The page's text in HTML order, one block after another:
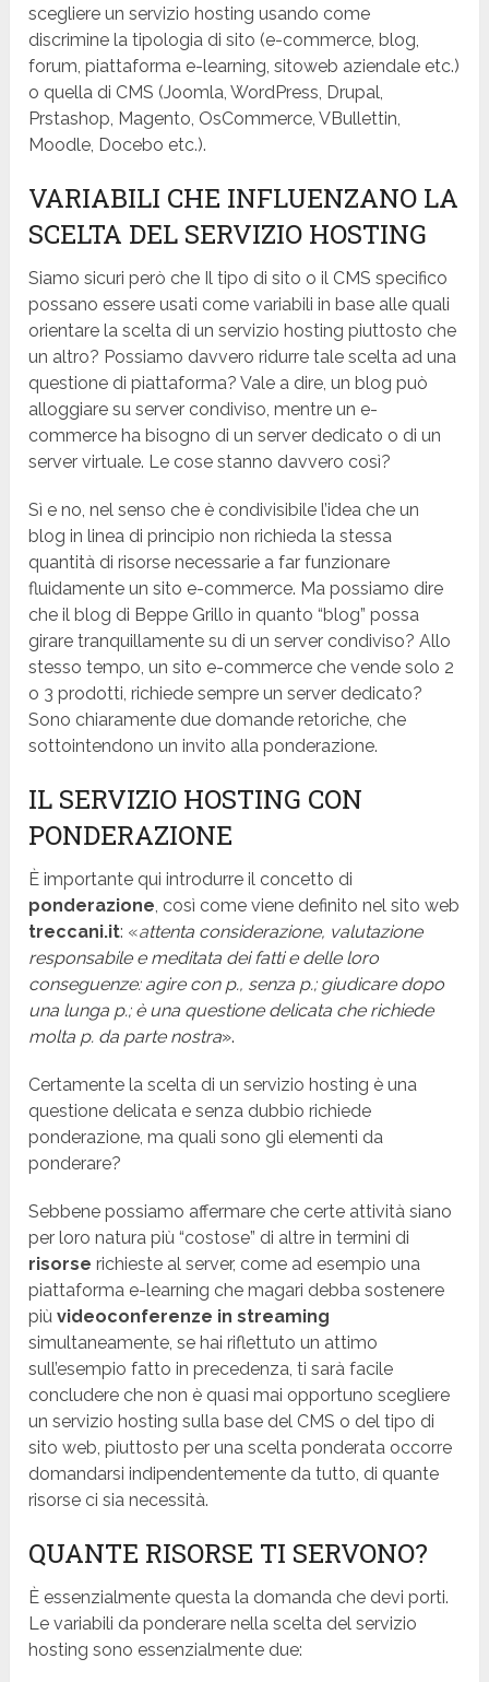
scegliere un servizio hosting usando come
discrimine la tipologia di sito (e-commerce, blog,
forum, piattaforma e-learning, sitoweb aziendale etc.)
o quella di CMS (Joomla, WordPress, Drupal,
Prstashop, Magento, OsCommerce, VBullettin,
Moodle, Docebo etc.).
VARIABILI CHE INFLUENZANO LA
SCELTA DEL SERVIZIO HOSTING
Siamo sicuri però che Il tipo di sito o il CMS specifico
possano essere usati come variabili in base alle quali
orientare la scelta di un servizio hosting piuttosto che
un altro? Possiamo davvero ridurre tale scelta ad una
questione di piattaforma? Vale a dire, un blog può
alloggiare su server condiviso, mentre un e-
commerce ha bisogno di un server dedicato o di un
server virtuale. Le cose stanno davvero così?
Sì e no, nel senso che è condivisibile l’idea che un
blog in linea di principio non richieda la stessa
quantità di risorse necessarie a far funzionare
fluidamente un sito e-commerce. Ma possiamo dire
che il blog di Beppe Grillo in quanto “blog” possa
girare tranquillamente su di un server condiviso? Allo
stesso tempo, un sito e-commerce che vende solo 2
o 3 prodotti, richiede sempre un server dedicato?
Sono chiaramente due domande retoriche, che
sottointendono un invito alla ponderazione.
IL SERVIZIO HOSTING CON
PONDERAZIONE
È importante qui introdurre il concetto di
ponderazione, così come viene definito nel sito web
treccani.it: «attenta considerazione, valutazione
responsabile e meditata dei fatti e delle loro
conseguenze: agire con p., senza p.; giudicare dopo
una lunga p.; è una questione delicata che richiede
molta p. da parte nostra».
Certamente la scelta di un servizio hosting è una
questione delicata e senza dubbio richiede
ponderazione, ma quali sono gli elementi da
ponderare?
Sebbene possiamo affermare che certe attività siano
per loro natura più “costose” di altre in termini di
risorse richieste al server, come ad esempio una
piattaforma e-learning che magari debba sostenere
piùvideoconferenze in streaming
simultaneamente, se hai riflettuto un attimo
sull’esempio fatto in precedenza, ti sarà facile
concludere che non è quasi mai opportuno scegliere
un servizio hosting sulla base del CMS o del tipo di
sito web, piuttosto per una scelta ponderata occorre
domandarsi indipendentemente da tutto, di quante
risorse ci sia necessità.
QUANTE RISORSE TI SERVONO?
È essenzialmente questa la domanda che devi porti.
Le variabili da ponderare nella scelta del servizio
hosting sono essenzialmente due: